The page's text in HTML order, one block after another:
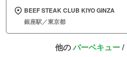
BEEF STEAK CLUB KIYO GINZA
銀座駅／東京都
他のバーベキュー/